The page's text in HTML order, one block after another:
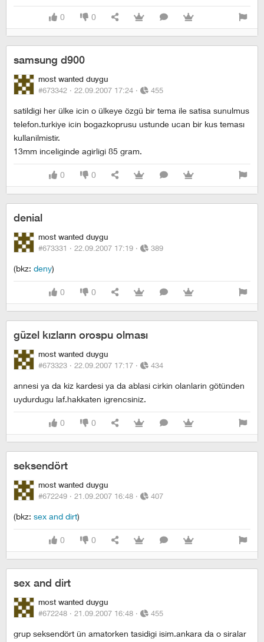
0 0
samsung d900
most wanted duygu
#673342 · 22.09.2007 17:24 · 455
satildigi her ülke icin o ülkeye özgü bir tema ile satisa sunulmus
telefon.turkiye icin bogazkoprusu ustunde ucan bir kus teması
kullanilmistir.
13mm inceliginde agirligi 85 gram.
0 0
denial
most wanted duygu
#673331 · 22.09.2007 17:19 · 389
(bkz: deny)
0 0
güzel kızların orospu olması
most wanted duygu
#673323 · 22.09.2007 17:17 · 434
annesi ya da kiz kardesi ya da ablasi cirkin olanlarin götünden
uydurdugu laf.hakkaten igrencsiniz.
0 0
seksendört
most wanted duygu
#672249 · 21.09.2007 16:48 · 407
(bkz: sex and dirt)
0 0
sex and dirt
most wanted duygu
#672248 · 21.09.2007 16:48 · 455
grup seksendört ün amatorken tasidigi isim.ankara da o siralar